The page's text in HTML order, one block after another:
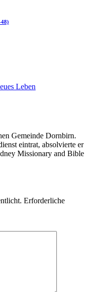
48)
Leben
Gemeinde Dornbirn.
eintrat, absolvierte er
Missionary and Bible
Erforderliche